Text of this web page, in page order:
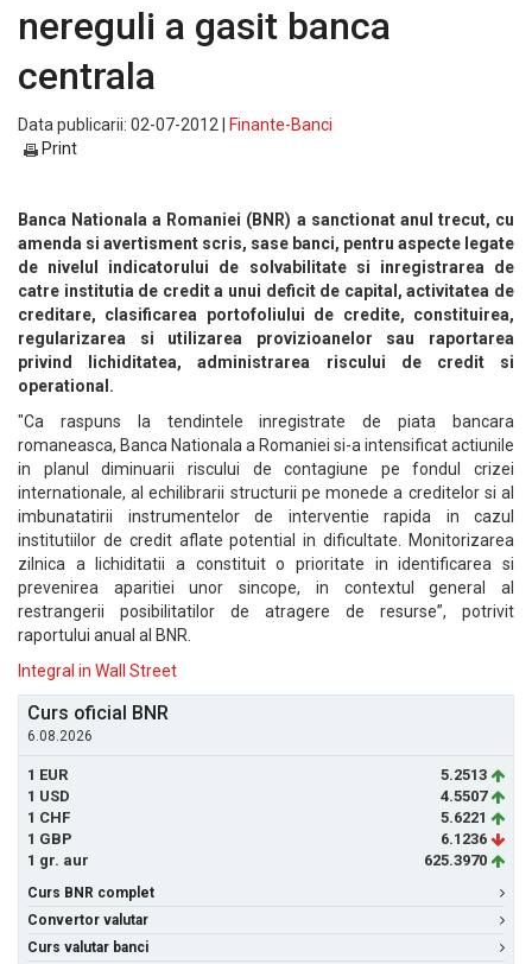
nereguli a gasit banca
centrala
Data publicarii: 02-07-2012 |
Finante-Banci
Print
Banca Nationala a Romaniei (BNR) a sanctionat anul trecut, cu
amenda si avertisment scris, sase banci, pentru aspecte legate
de nivelul indicatorului de solvabilitate si inregistrarea de
catre institutia de credit a unui deficit de capital, activitatea de
creditare, clasificarea portofoliului de credite, constituirea,
regularizarea si utilizarea provizioanelor sau raportarea
privind lichiditatea, administrarea riscului de credit si
operational.
"Ca raspuns la tendintele inregistrate de piata bancara
romaneasca, Banca Nationala a Romaniei si-a intensificat actiunile
in planul diminuarii riscului de contagiune pe fondul crizei
internationale, al echilibrarii structurii pe monede a creditelor si al
imbunatatirii instrumentelor de interventie rapida in cazul
institutiilor de credit aflate potential in dificultate. Monitorizarea
zilnica a lichiditatii a constituit o prioritate in identificarea si
prevenirea aparitiei unor sincope, in contextul general al
restrangerii posibilitatilor de atragere de resurse”, potrivit
raportului anual al BNR.
Integral in Wall Street
Curs oficial BNR
6.08.2026
1 EUR
5.2513
1 USD
4.5507
1 CHF
5.6221
1 GBP
6.1236
1 gr. aur
625.3970
Curs BNR complet
Convertor valutar
Curs valutar banci